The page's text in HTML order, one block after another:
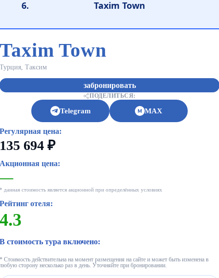
Taxim Town
Taxim Town
Турция, Таксим
забронировать
ПОДЕЛИТЬСЯ:
Telegram MAX
Регулярная цена:
135 694 ₽
Акционная цена:
—
* данная стоимость является акционной при определённых условиях
Рейтинг отеля:
4.3
В стоимость тура включено:
* Стоимость действительна на момент размещения на сайте и может быть изменена в
любую сторону несколько раз в день. Уточняйте при бронировании.